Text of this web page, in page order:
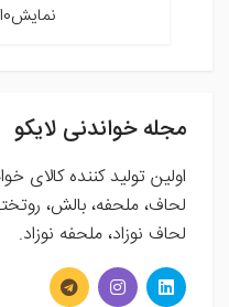
نمایش0از76محصولات
مجله خواندنی لایکو
اولین تولید کننده کالای
لحاف، ملحفه، بالش،
لحاف نوزاد، ملحفه نوزاد.